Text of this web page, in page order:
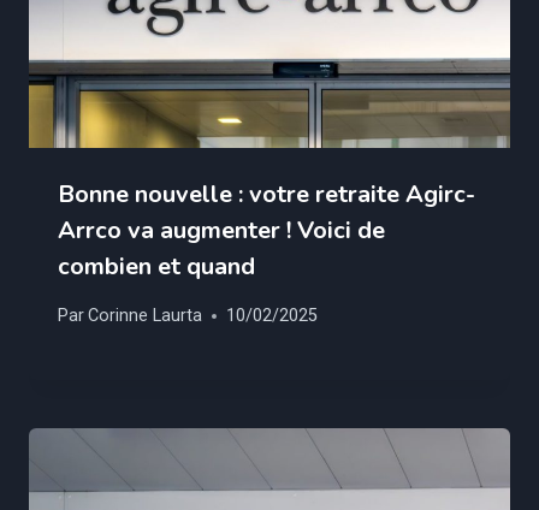
Bonne nouvelle : votre retraite Agirc-
Arrco va augmenter ! Voici de
combien et quand
ParCorinne Laurta 10/02/2025